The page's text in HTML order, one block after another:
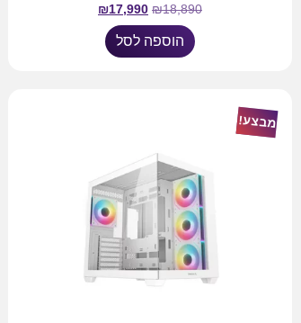
₪18,890
₪17,990
הוספה לסל
מבצע!